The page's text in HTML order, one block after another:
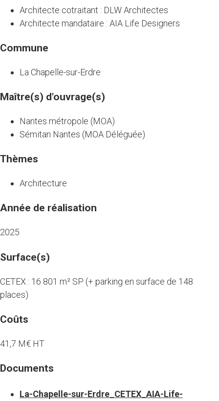
Architecte cotraitant : DLW Architectes
Architecte mandataire : AIA Life Designers
Commune
La Chapelle-sur-Erdre
Maître(s) d'ouvrage(s)
Nantes métropole (MOA)
Sémitan Nantes (MOA Déléguée)
Thèmes
Architecture
Année de réalisation
2025
Surface(s)
CETEX : 16 801 m² SP (+ parking en surface de 148
places)
Coûts
41,7 M€ HT
Documents
La-Chapelle-sur-Erdre_CETEX_AIA-Life-